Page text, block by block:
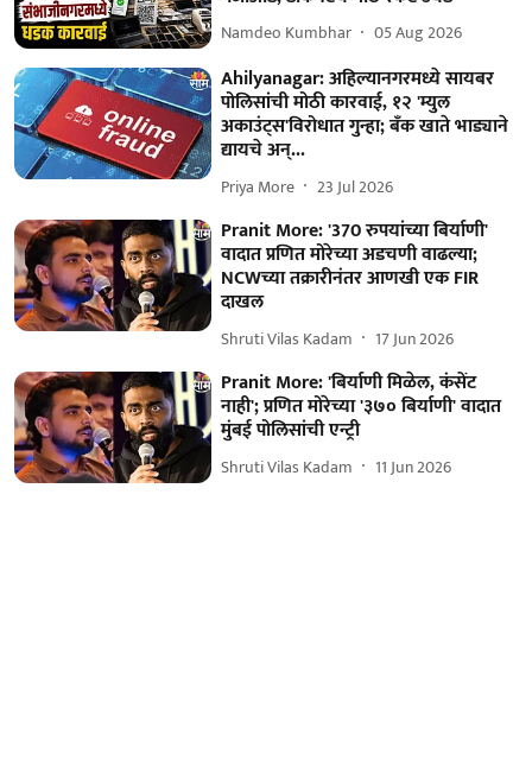
Namdeo Kumbhar 05 Aug 2026
Ahilyanagar: अहिल्यानगरमध्ये सायबर
पोलिसांची मोठी कारवाई, १२ 'म्युल
अकाउंट्स'विरोधात गुन्हा; बँक खाते भाड्याने
द्यायचे अन्...
Priya More 23 Jul 2026
Pranit More: '370 रुपयांच्या बिर्याणी'
वादात प्रणित मोरेच्या अडचणी वाढल्या;
NCWच्या तक्रारीनंतर आणखी एक FIR
दाखल
Shruti Vilas Kadam 17 Jun 2026
Pranit More: 'बिर्याणी मिळेल, कंसेंट
नाही'; प्रणित मोरेच्या '३७० बिर्याणी' वादात
मुंबई पोलिसांची एन्ट्री
Shruti Vilas Kadam 11 Jun 2026